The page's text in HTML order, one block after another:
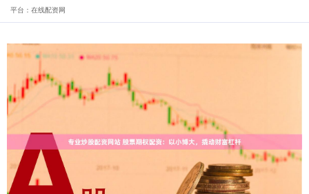
平台：在线配资网